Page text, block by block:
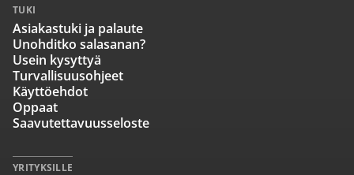
TUKI
Asiakastuki ja palaute
Unohditko salasanan?
Usein kysyttyä
Turvallisuusohjeet
Käyttöehdot
Oppaat
Saavutettavuusseloste
YRITYKSILLE